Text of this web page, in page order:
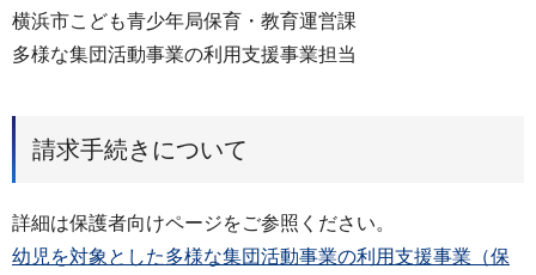
横浜市こども青少年局保育・教育運営課
多様な集団活動事業の利用支援事業担当
請求手続きについて
詳細は保護者向けページをご参照ください。
幼児を対象とした多様な集団活動事業の利用支援事業（保